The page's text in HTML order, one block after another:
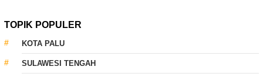
TOPIK POPULER
KOTA PALU
SULAWESI TENGAH